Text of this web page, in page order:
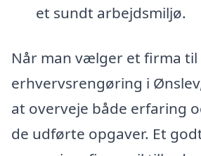
et sundt arbejdsmiljø.
Når man vælger et firma til
erhvervsrengøring i
at overveje både erfaring
de udførte opgaver. Et